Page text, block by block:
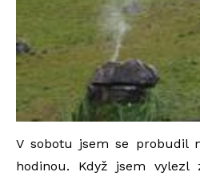
V sobotu jsem se probudil
hodinou. Když jsem vylezl